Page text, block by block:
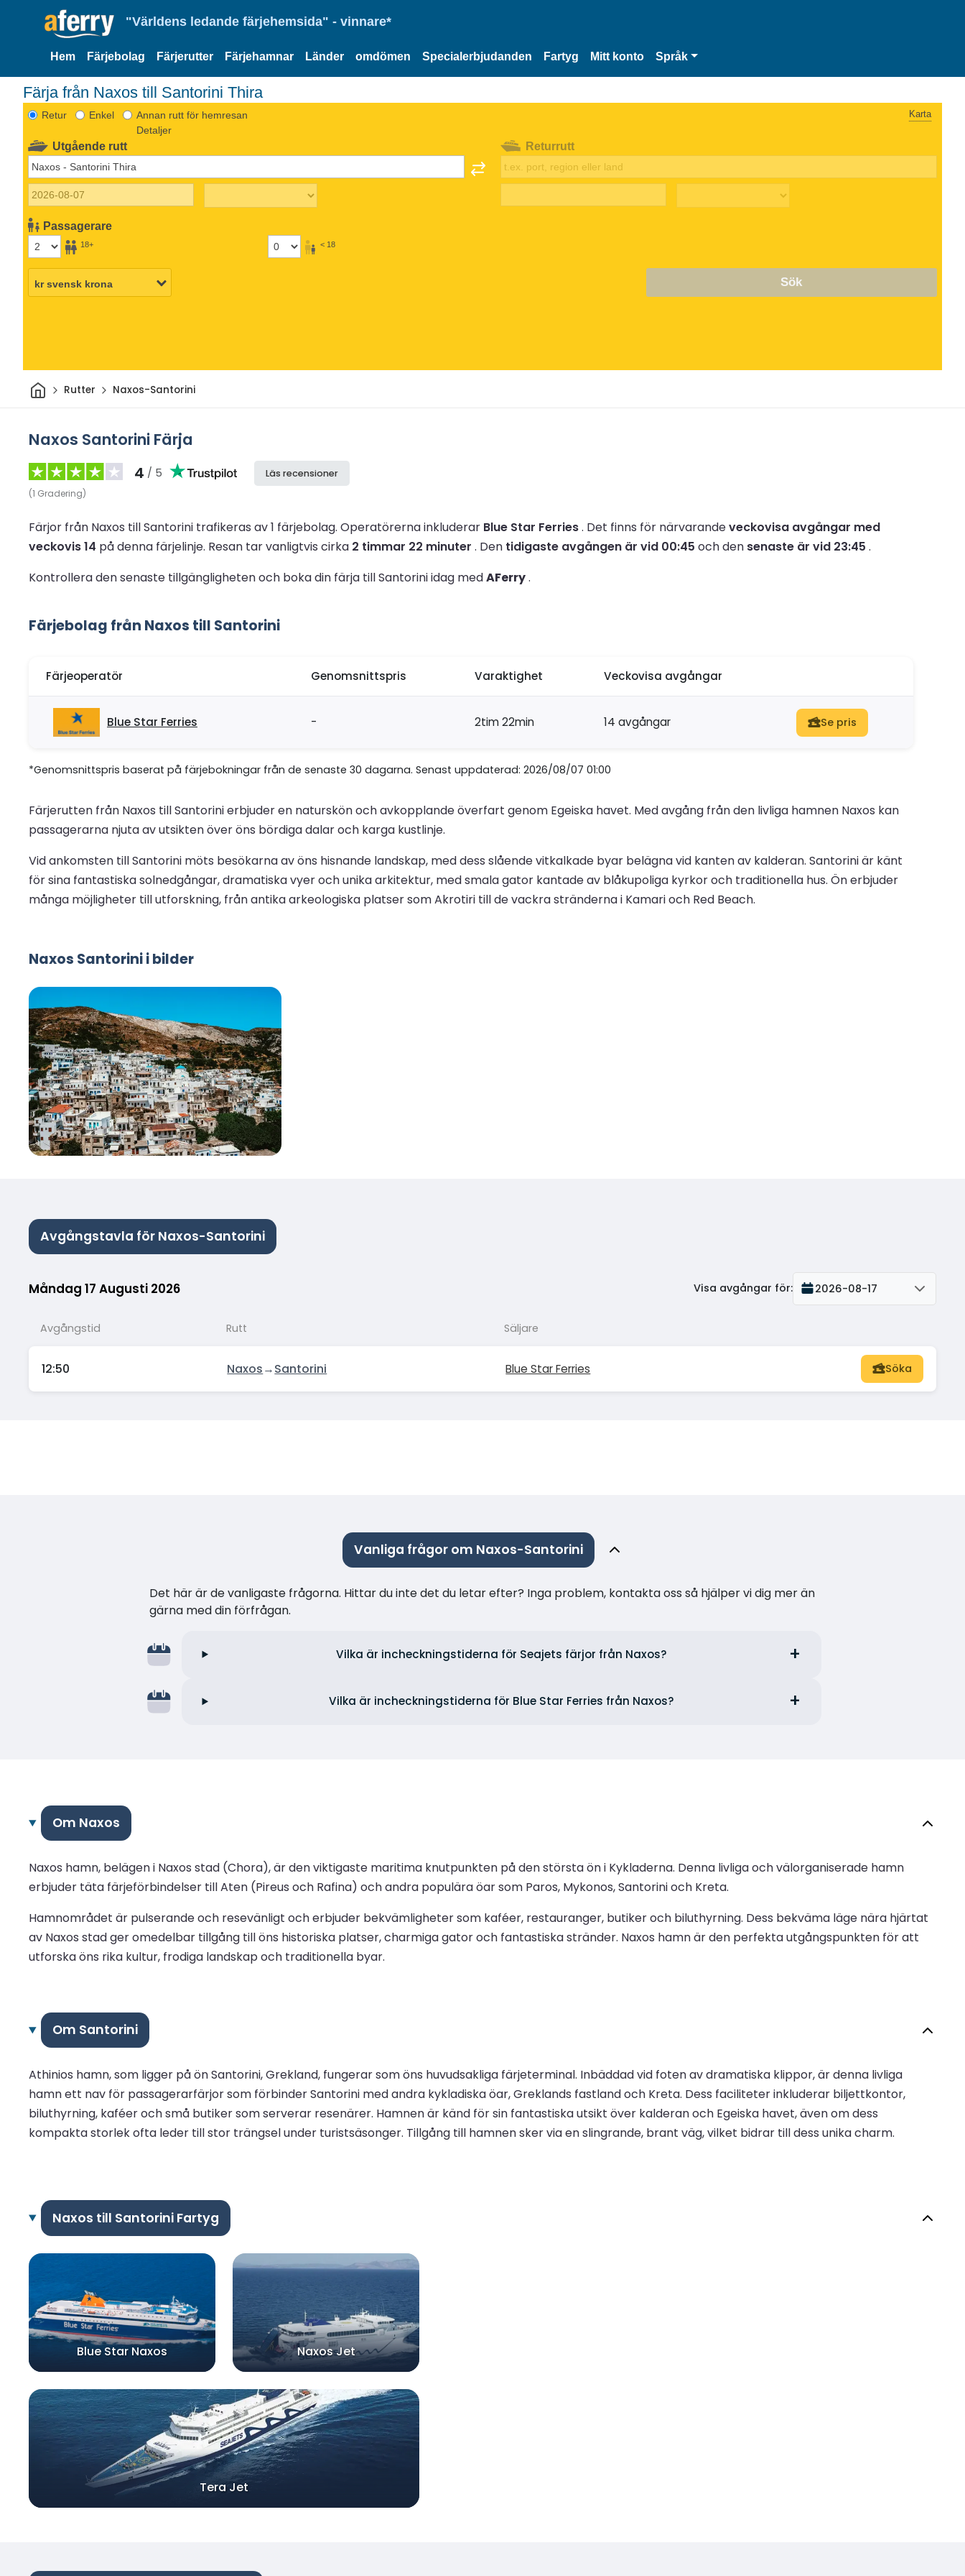
"Världens ledande färjehemsida" - vinnare*
Hem Färjebolag Färjerutter Färjehamnar Länder omdömen Specialerbjudanden Fartyg Mitt konto Språk
Färja från Naxos till Santorini Thira
Retur Enkel
Annan rutt för hemresan
Detaljer
Karta
Utgående rutt
Passagerare
18+ < 18
Returrutt
Sök
HemRutter Naxos-Santorini
Naxos Santorini Färja
4 / 5
(1 Gradering)
Läs recensioner
Färjor från Naxos till Santorini trafikeras av 1 färjebolag. Operatörerna inkluderar Blue Star Ferries. Det finns för närvarandeveckovisa avgångar med
veckovis 14 på denna färjelinje. Resan tar vanligtvis cirka 2 timmar 22 minuter . Den tidigaste avgången är vid 00:45 och den senaste är vid 23:45 .
Kontrollera den senaste tillgängligheten och boka din färja till Santorini idag medAFerry.
Färjebolag från Naxos till Santorini
Färjeoperatör Genomsnittspris Varaktighet Veckovisa avgångar
Blue Star Ferries - 2tim 22min 14 avgångar Se pris
*Genomsnittspris baserat på färjebokningar från de senaste 30 dagarna. Senast uppdaterad: 2026/08/07 01:00
Färjerutten från Naxos till Santorini erbjuder en naturskön och avkopplande överfart genom Egeiska havet. Med avgång från den livliga hamnen Naxos kan
passagerarna njuta av utsikten över öns bördiga dalar och karga kustlinje.
Vid ankomsten till Santorini möts besökarna av öns hisnande landskap, med dess slående vitkalkade byar belägna vid kanten av kalderan. Santorini är känt
för sina fantastiska solnedgångar, dramatiska vyer och unika arkitektur, med smala gator kantade av blåkupoliga kyrkor och traditionella hus. Ön erbjuder
många möjligheter till utforskning, från antika arkeologiska platser som Akrotiri till de vackra stränderna i Kamari och Red Beach.
Naxos Santorini i bilder
Avgångstavla för Naxos-Santorini
Måndag 17 Augusti 2026 Visa avgångar för: 2026-08-17
Avgångstid Rutt Säljare
12:50 Naxos→Santorini Blue Star Ferries Söka
Vanliga frågor om Naxos-Santorini
Det här är de vanligaste frågorna. Hittar du inte det du letar efter? Inga problem, kontakta oss så hjälper vi dig mer än
gärna med din förfrågan.
Vilka är incheckningstiderna för Seajets färjor från Naxos?
Vilka är incheckningstiderna för Blue Star Ferries från Naxos?
Om Naxos
Naxos hamn, belägen i Naxos stad (Chora), är den viktigaste maritima knutpunkten på den största ön i Kykladerna. Denna livliga och välorganiserade hamn
erbjuder täta färjeförbindelser till Aten (Pireus och Rafina) och andra populära öar som Paros, Mykonos, Santorini och Kreta.
Hamnområdet är pulserande och resevänligt och erbjuder bekvämligheter som kaféer, restauranger, butiker och biluthyrning. Dess bekväma läge nära hjärtat
av Naxos stad ger omedelbar tillgång till öns historiska platser, charmiga gator och fantastiska stränder. Naxos hamn är den perfekta utgångspunkten för att
utforska öns rika kultur, frodiga landskap och traditionella byar.
Om Santorini
Athinios hamn, som ligger på ön Santorini, Grekland, fungerar som öns huvudsakliga färjeterminal. Inbäddad vid foten av dramatiska klippor, är denna livliga
hamn ett nav för passagerarfärjor som förbinder Santorini med andra kykladiska öar, Greklands fastland och Kreta. Dess faciliteter inkluderar biljettkontor,
biluthyrning, kaféer och små butiker som serverar resenärer. Hamnen är känd för sin fantastiska utsikt över kalderan och Egeiska havet, även om dess
kompakta storlek ofta leder till stor trängsel under turistsäsonger. Tillgång till hamnen sker via en slingrande, brant väg, vilket bidrar till dess unika charm.
Naxos till Santorini Fartyg
Blue Star Naxos Naxos Jet
Tera Jet